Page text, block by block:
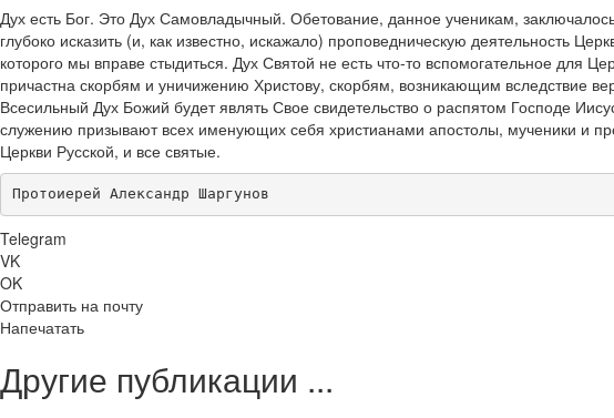
Дух есть Бог. Это Дух Самовладычный. Обетование, данное ученикам,
глубоко исказить (и, как известно, искажало) проповедническую деятельность
которого мы вправе стыдиться. Дух Святой не есть что-то вспомогательное
причастна скорбям и уничижению Христову, скорбям, возникающим вследствие
Всесильный Дух Божий будет являть Свое свидетельство о распятом Господе
служению призывают всех именующих себя христианами апостолы, мученики и
Церкви Русской, и все святые.
Протоиерей Александр Шаргунов
Telegram
VK
OK
Отправить на почту
Напечатать
Другие публикации ...